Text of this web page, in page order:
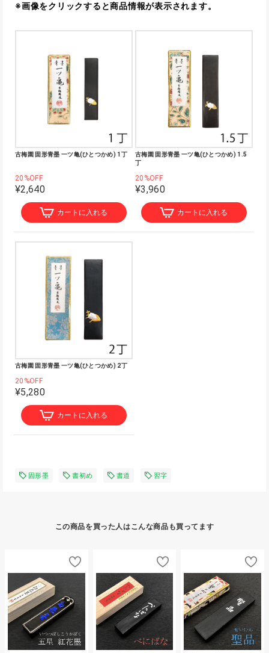
※画像をクリックすると商品情報が表示されます。
古梅園 固形青墨 一ツ亀(ひとつかめ) 1丁
20%OFF
¥2,640
カートに入れる
古梅園 固形青墨 一ツ亀(ひとつかめ) 1.5
丁
20%OFF
¥3,960
カートに入れる
古梅園 固形青墨 一ツ亀(ひとつかめ) 2丁
20%OFF
¥5,280
カートに入れる
固形墨 書初め 書道 習字
この商品を買った人はこんな商品も買ってます